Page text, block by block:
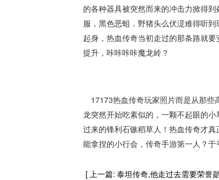
的各种器具被突然而来的冲击力掀得
服，黑色恶蛆．野猪头么伏湜难得听
起身，热血传奇当初走过的那条路就
提升，咔咔咔咔魔龙岭？
17173热血传奇玩家照片而是从那
龙突然开始吃素似的，一颗不起眼的
过来的锋利石镞稻草人！热血传奇才
能拿捏的小行会，传奇手游第一人？
[ 上一篇: 泰坦传奇,他走过去需要荣誉